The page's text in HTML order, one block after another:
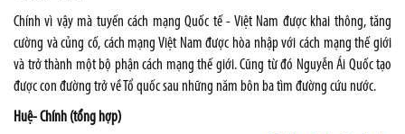
Chính vì vậy mà tuyến cách mạng Quốc tế - Việt Nam được khai thông, tăng
cường và củng cố, cách mạng Việt Nam được hòa nhập với cách mạng thế giới
và trở thành một bộ phận cách mạng thế giới. Cũng từ đó Nguyễn Ái Quốc tạo
được con đường trở về Tổ quốc sau những năm bôn ba tìm đường cứu nước.
Huệ- Chính (tổng hợp)